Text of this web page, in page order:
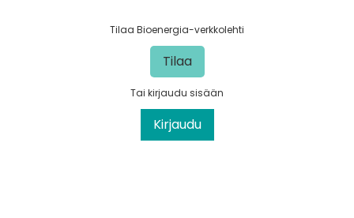
Tilaa Bioenergia-verkkolehti
Tilaa
Tai kirjaudu sisään
Kirjaudu